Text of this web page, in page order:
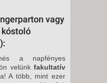
vagy
kóstoló
a napfényes
velünk fakultatív
A több, mint ezer